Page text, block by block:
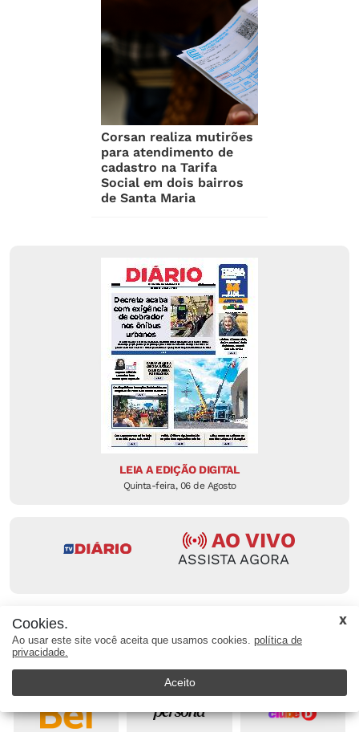
Corsan realiza mutirões
para atendimento de
cadastro na Tarifa
Social em dois bairros
de Santa Maria
LEIA A EDIÇÃO DIGITAL
Quinta-feira, 06 de Agosto
AO VIVO
ASSISTA AGORA
Cookies.
Ao usar este site você aceita que usamos cookies. política de
privacidade.
Aceito